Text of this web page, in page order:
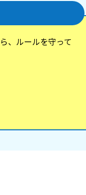
、ルールを守って